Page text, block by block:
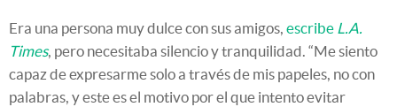
Era una persona muy dulce con sus amigos, escribe L.A.
Times, pero necesitaba silencio y tranquilidad. “Me siento
capaz de expresarme solo a través de mis papeles, no con
palabras, y este es el motivo por el que intento evitar